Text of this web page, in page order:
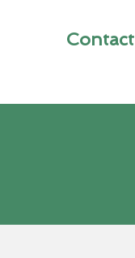
Contact